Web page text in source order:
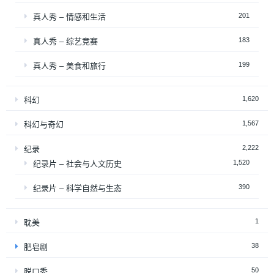
真人秀 – 情感和生活 201
真人秀 – 综艺竞赛 183
真人秀 – 美食和旅行 199
科幻 1,620
科幻与奇幻 1,567
纪录 2,222
纪录片 – 社会与人文历史 1,520
纪录片 – 科学自然与生态 390
耽美 1
肥皂剧 38
50